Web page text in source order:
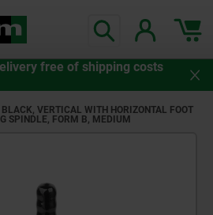
free of shipping costs
VERTICAL WITH HORIZONTAL FOOT
SPINDLE, FORM B, MEDIUM